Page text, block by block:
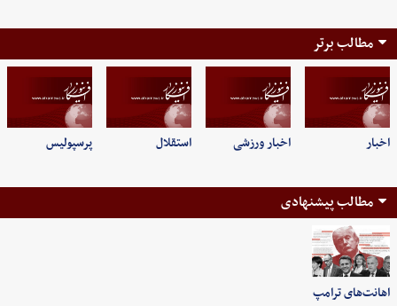
مطالب برتر
اخبار اخبار ورزشی استقلال پرسپولیس
مطالب پیشنهادی
اهانت‌های ترامپ